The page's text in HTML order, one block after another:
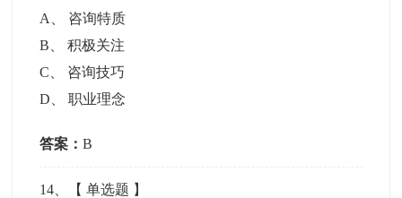
A
咨询特质
B 、积极关注
C
咨询技巧
D 、职业理念
答案：B
14 、【单选题 】